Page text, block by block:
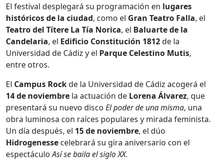
El festival desplegará su programación en lugares
históricos de la ciudad, como el Gran Teatro Falla, el
Teatro del Títere La Tía Norica, el Baluarte de la
Candelaria, el Edificio Constitución 1812de la
Universidad de Cádiz y el Parque Celestino Mutis,
entre otros.
El Campus Rockde la Universidad de Cádiz acogerá el
14 de noviembre la actuación de Lorena Álvarez, que
presentará su nuevo disco El poder de una misma, una
obra luminosa con raíces populares y mirada feminista.
Un día después, el 15 de noviembre, el dúo
Hidrogenesse celebrará su gira aniversario con el
espectáculoAsí se baila el siglo XX.